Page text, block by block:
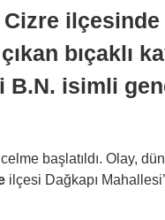
Cizre
bıçaklı
B.N. isimli
başlatıldı. Olay,
ilçesi Dağkapı